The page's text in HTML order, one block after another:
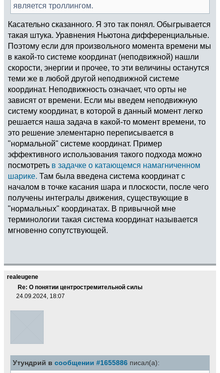
является троллингом.
Касательно сказанного. Я это так понял. Обыгрывается
такая штука. Уравнения Ньютона дифференциальные.
Поэтому если для произвольного момента времени мы
в какой-то системе координат (неподвижной) нашли
скорости, энергии и прочее, то эти величины останутся
теми же в любой другой неподвижной системе
координат. Неподвижность означает, что орты не
зависят от времени. Если мы введем неподвижную
систему координат, в которой в данный момент легко
решается наша задача в какой-то момент времени, то
это решение элементарно переписывается в
"нормальной" системе координат. Пример
эффективного использования такого подхода можно
посмотреть в задачке о катающемся намагниченном
шарике. Там была введена система координат с
началом в точке касания шара и плоскости, после чего
получены интегралы движения, существующие в
"нормальных" координатах. В привычной мне
терминологии такая система координат называется
мгновенно сопутствующей.
realeugene
Re: О понятии центростремительной силы
24.09.2024, 18:07
Утундрий в сообщении #1655886 писал(а):